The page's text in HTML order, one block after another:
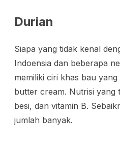
Durian
Siapa yang tidak kenal
Indoensia dan beberapa
memiliki ciri khas bau
butter cream. Nutrisi yang
besi, dan vitamin B.
jumlah banyak.